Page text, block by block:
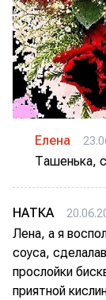
Елена
Ташенька,
НАТКА
Лена, а я
соуса,
прослойки
приятной